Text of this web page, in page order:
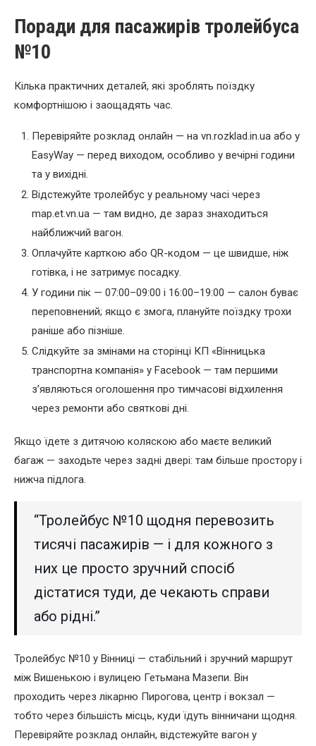
Поради для пасажирів тролейбуса
№10
Кілька практичних деталей, які зроблять поїздку
комфортнішою і заощадять час.
Перевіряйте розклад онлайн — на vn.rozklad.in.ua або у
EasyWay — перед виходом, особливо у вечірні години
та у вихідні.
Відстежуйте тролейбус у реальному часі через
map.et.vn.ua — там видно, де зараз знаходиться
найближчий вагон.
Оплачуйте карткою або QR-кодом — це швидше, ніж
готівка, і не затримує посадку.
У години пік — 07:00–09:00 і 16:00–19:00 — салон буває
переповнений; якщо є змога, плануйте поїздку трохи
раніше або пізніше.
Слідкуйте за змінами на сторінці КП «Вінницька
транспортна компанія» у Facebook — там першими
з’являються оголошення про тимчасові відхилення
через ремонти або святкові дні.
Якщо їдете з дитячою коляскою або маєте великий
багаж — заходьте через задні двері: там більше простору і
нижча підлога.
“Тролейбус №10 щодня перевозить
тисячі пасажирів — і для кожного з
них це просто зручний спосіб
дістатися туди, де чекають справи
або рідні.”
Тролейбус №10 у Вінниці — стабільний і зручний маршрут
між Вишенькою і вулицею Гетьмана Мазепи. Він
проходить через лікарню Пирогова, центр і вокзал —
тобто через більшість місць, куди їдуть вінничани щодня.
Перевіряйте розклад онлайн, відстежуйте вагон у